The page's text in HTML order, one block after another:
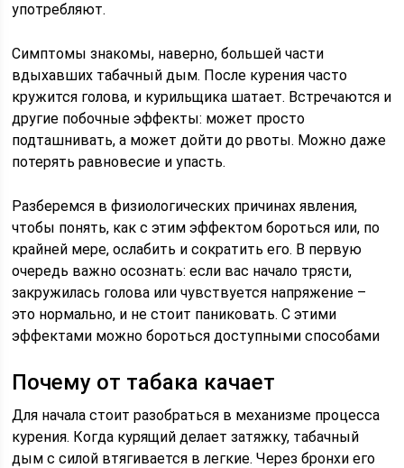
употребляют.
Симптомы знакомы, наверно, большей части
вдыхавших табачный дым. После курения часто
кружится голова, и курильщика шатает. Встречаются и
другие побочные эффекты: может просто
подташнивать, а может дойти до рвоты. Можно даже
потерять равновесие и упасть.
Разберемся в физиологических причинах явления,
чтобы понять, как с этим эффектом бороться или, по
крайней мере, ослабить и сократить его. В первую
очередь важно осознать: если вас начало трясти,
закружилась голова или чувствуется напряжение –
это нормально, и не стоит паниковать. С этими
эффектами можно бороться доступными способами
Почему от табака качает
Для начала стоит разобраться в механизме процесса
курения. Когда курящий делает затяжку, табачный
дым с силой втягивается в легкие. Через бронхи его